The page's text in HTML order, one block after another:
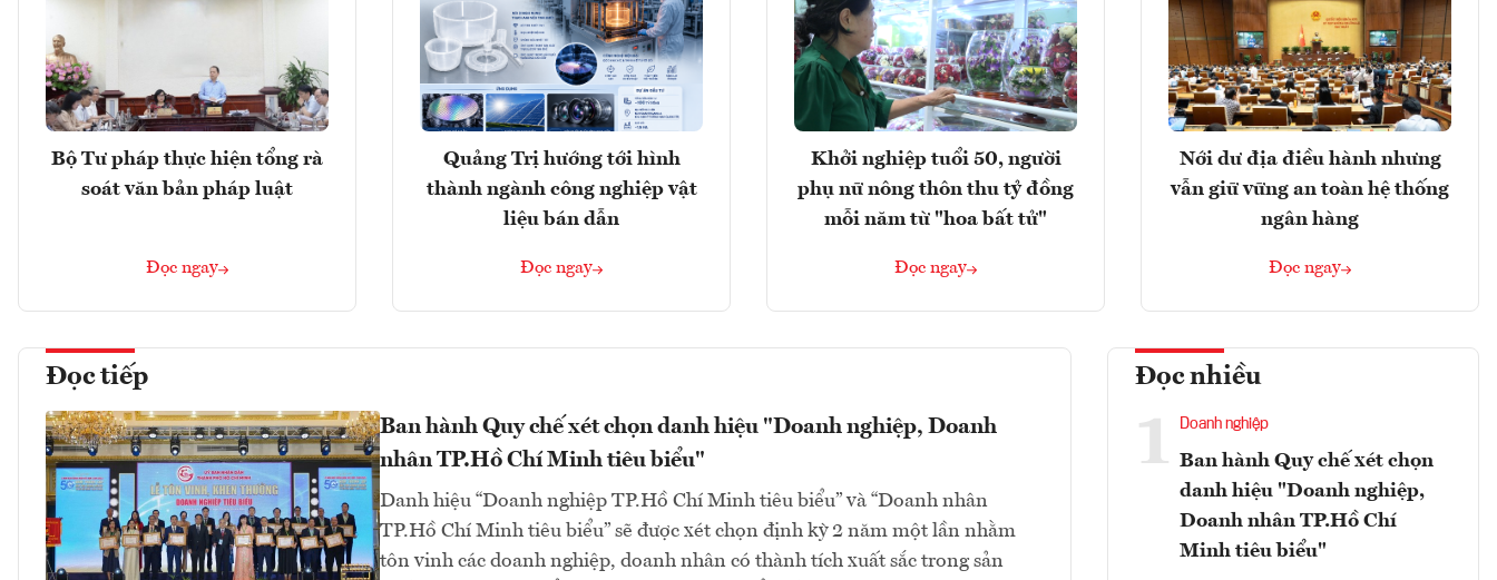
Bộ Tư pháp thực hiện tổng rà
soát văn bản pháp luật
Đọc ngay
Quảng Trị hướng tới hình
thành ngành công nghiệp vật
liệu bán dẫn
Đọc ngay
Khởi nghiệp tuổi 50, người
phụ nữ nông thôn thu tỷ đồng
mỗi năm từ "hoa bất tử"
Đọc ngay
Nới dư địa điều hành nhưng
vẫn giữ vững an toàn hệ thống
ngân hàng
Đọc ngay
Đọc tiếp
Ban hành Quy chế xét chọn danh hiệu "Doanh nghiệp, Doanh
nhân TP.Hồ Chí Minh tiêu biểu"
Danh hiệu “Doanh nghiệp TP.Hồ Chí Minh tiêu biểu” và “Doanh nhân
TP.Hồ Chí Minh tiêu biểu” sẽ được xét chọn định kỳ 2 năm một lần nhằm
tôn vinh các doanh nghiệp, doanh nhân có thành tích xuất sắc trong sản
Đọc nhiều
1 Doanh nghiệp
Ban hành Quy chế xét chọn
danh hiệu "Doanh nghiệp,
Doanh nhân TP.Hồ Chí
Minh tiêu biểu"